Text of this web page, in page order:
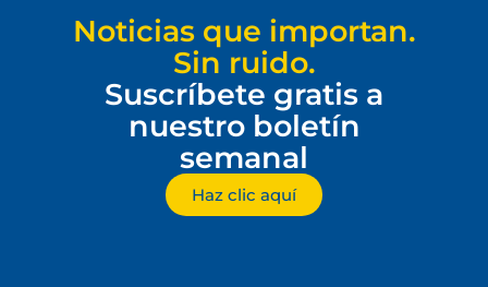
Noticias que importan.
Sin ruido.
Suscríbete gratis a
nuestro boletín
semanal
Haz clic aquí